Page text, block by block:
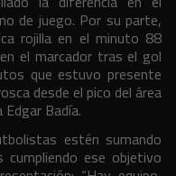
de juego. Por su parte,
rojilla en el minuto 88
el marcador tras el gol
que estuvo presente
desde el pico del área
Badía.
estén sumando
ese objetivo